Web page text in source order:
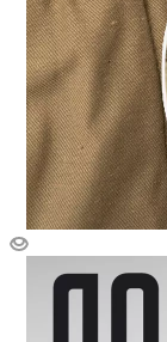
Очистить фильтр
Показать